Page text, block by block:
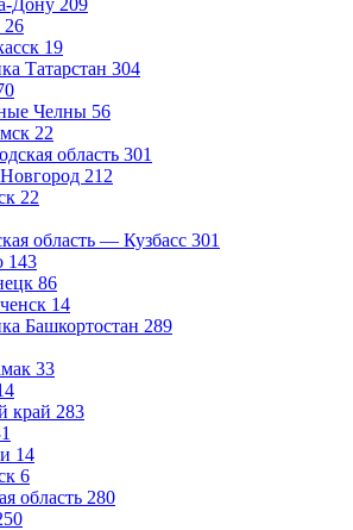
Дону 209
26
19
Татарстан 304
Челны 56
22
область 301
212
22
область — Кузбасс 301
143
86
14
Башкортостан 289
33
край 283
14
6
область 280